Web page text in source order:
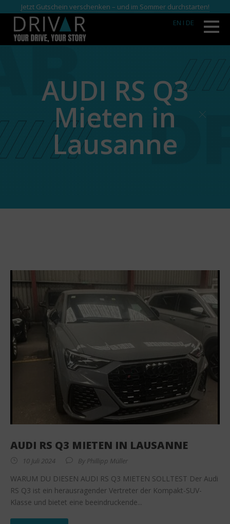
Jetzt Gutschein verschenken – und im Sommer durchstarten!
EN I DE
AUDI RS Q3
Mieten in
Lausanne
AUDI RS Q3 MIETEN IN LAUSANNE
10 Juli 2024 By Phillipp Müller
WARUM DU DIESEN AUDI RS Q3 MIETEN SOLLTEST Der Audi
RS Q3 ist ein herausragender Vertreter der Kompakt-SUV-
Klasse und bietet eine beeindruckende...